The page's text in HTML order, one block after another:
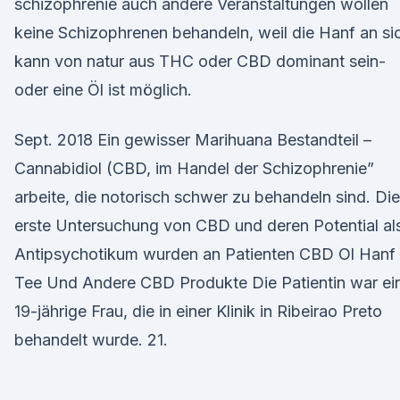
schizophrenie auch andere Veranstaltungen wollen
keine Schizophrenen behandeln, weil die Hanf an
kann von natur aus THC oder CBD dominant sein-
oder eine Öl ist möglich.
Sept. 2018 Ein gewisser Marihuana Bestandteil –
Cannabidiol (CBD, im Handel der Schizophrenie”
arbeite, die notorisch schwer zu behandeln sind. Die
erste Untersuchung von CBD und deren Potential
Antipsychotikum wurden an Patienten CBD Ol Hanf
Tee Und Andere CBD Produkte Die Patientin war
19-jährige Frau, die in einer Klinik in Ribeirao Preto
behandelt wurde. 21.